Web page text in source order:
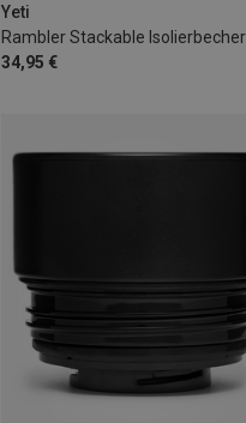
Yeti
Rambler Stackable Isolierbecher
34,95 €